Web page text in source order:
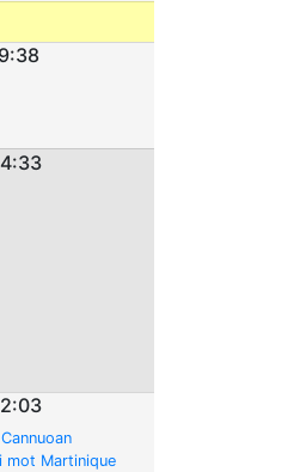
mot Martinique